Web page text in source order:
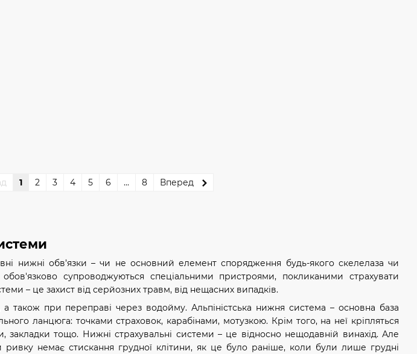
нижні обв’язки – чи не основний елемент спорядження будь-якого скелелаза чи
обов'язково супроводжуються спеціальними пристроями, покликаними страхувати
– це захист від серйозних травм, від нещасних випадків.
а також при переправі через водойму. Альпіністська нижня система – основна база
ланцюга: точками страховок, карабінами, мотузкою. Крім того, на неї кріпляться
закладки тощо. Нижні страхувальні системи – це відносно нещодавній винахід. Але
немає стискання грудної клітини, як це було раніше, коли були лише грудні
1 2 3 4 5 6 ... 8 Вперед